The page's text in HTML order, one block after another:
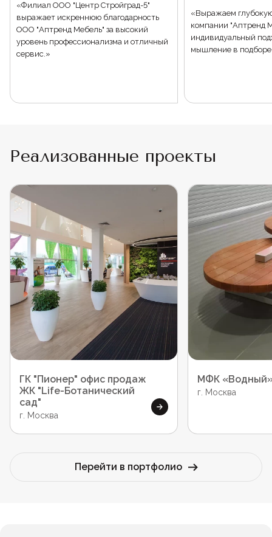
«Филиал ООО "Центр Стройград-5"
выражает искреннюю благодарность
ООО "Аптренд Мебель" за высокий
уровень профессионализма и отличный
сервис.»
«Выражаем
компании "Аптренд
индивидуальный
мышление в
Реализованные проекты
ГК "Пионер" офис продаж
ЖК "Life-Ботанический
сад"
г. Москва
МФК
г. Москва
Перейти в портфолио